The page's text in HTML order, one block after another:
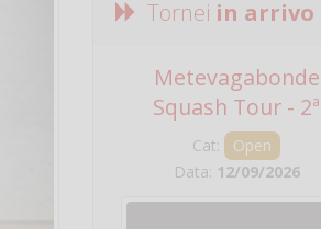
Tornei in arrivo
Metevagabonde
Squash Tour - 2ª
Tappa
Cat:
Open
Data: 12/09/2026